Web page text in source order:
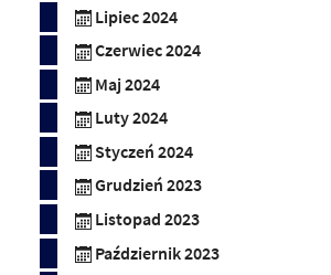
Lipiec 2024
Czerwiec 2024
Maj 2024
Luty 2024
Styczeń 2024
Grudzień 2023
Listopad 2023
Październik 2023